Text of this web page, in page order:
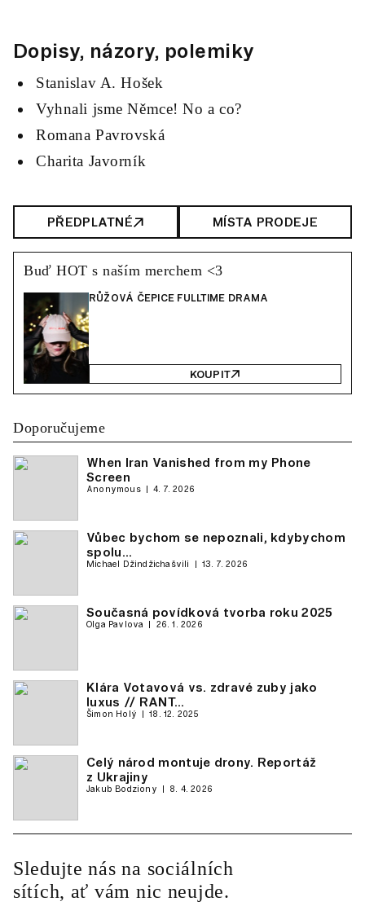
Dopisy, názory, polemiky
Stanislav A. Hošek
Vyhnali jsme Němce! No a co?
Romana Pavrovská
Charita Javorník
PŘEDPLATNÉ MÍSTA PRODEJE
Buď HOT s naším merchem <3
RŮŽOVÁ ČEPICE FULLTIME DRAMA
KOUPIT
Doporučujeme
When Iran Vanished from my Phone
Screen
Anonymous 4. 7. 2026
Vůbec bychom se nepoznali, kdybychom
spolu…
Michael Džindžichašvili 13. 7. 2026
Současná povídková tvorba roku 2025
Olga Pavlova 26. 1. 2026
Klára Votavová vs. zdravé zuby jako
luxus // RANT…
Šimon Holý 18. 12. 2025
Celý národ montuje drony. Reportáž
z Ukrajiny
Jakub Bodziony 8. 4. 2026
Sledujte nás na sociálních
sítích, ať vám nic neujde.